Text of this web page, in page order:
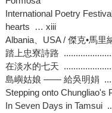
International Poetry
hearts … xiii
Albania、USA / 傑克•馬里
踏上忠寮詩路
在淡水的七天
島嶼姑娘 —— 給吳明娟
Stepping onto Chungliao's
In Seven Days in Tamsui